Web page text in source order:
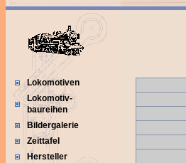
Lokomotiven
Lokomotiv-
baureihen
Bildergalerie
Zeittafel
Hersteller